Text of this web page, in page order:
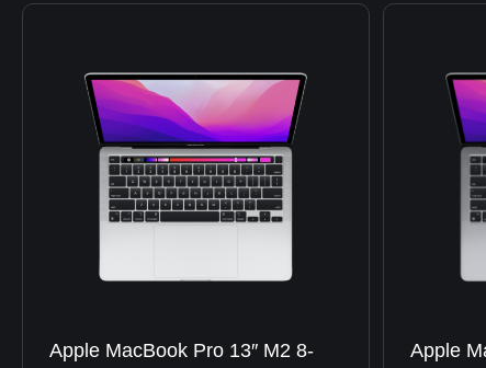
Apple MacBook Pro 13″ M2 8-
Apple